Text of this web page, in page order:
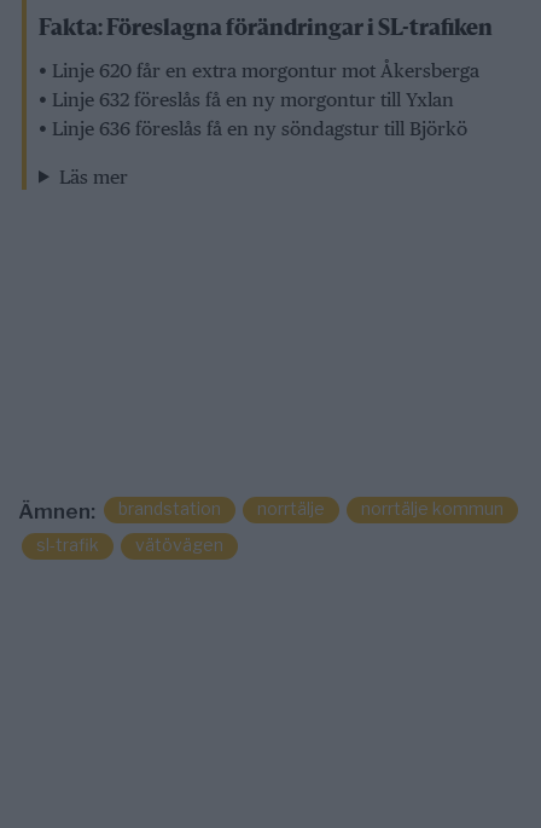
Fakta: Föreslagna förändringar i SL-trafiken
• Linje 620 får en extra morgontur mot Åkersberga
• Linje 632 föreslås få en ny morgontur till Yxlan
• Linje 636 föreslås få en ny söndagstur till Björkö
Läs mer
Ämnen: brandstation norrtälje
norrtälje kommun
sl-trafik
vätövägen